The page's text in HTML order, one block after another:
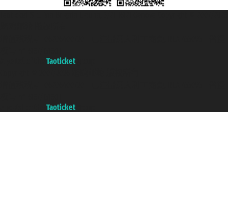
Taoticket
Taoticket